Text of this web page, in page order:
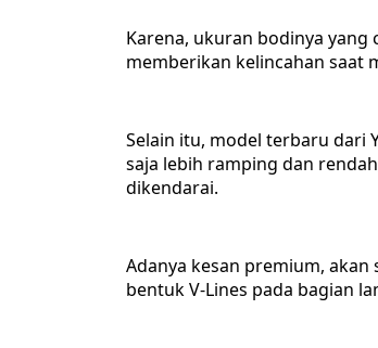
Karena, ukuran bodinya
memberikan kelincahan saat
Selain itu, model terbaru dari
saja lebih ramping dan
dikendarai.
Adanya kesan premium,
bentuk V-Lines pada bagian